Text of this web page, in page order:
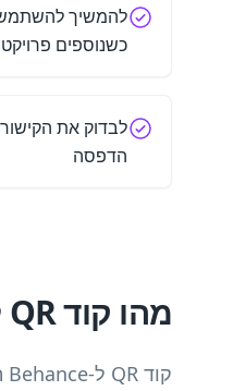
כשנוספים
לבדוק את הקישור
הדפסה
מהו קוד QR ל-Behance?